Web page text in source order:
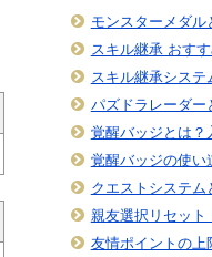
モンスターメダル
スキル継承 おす
スキル継承システ
パズドラレーダー
覚醒バッジとは？
覚醒バッジの使い
クエストシステム
親友選択リセット
友情ポイントの上